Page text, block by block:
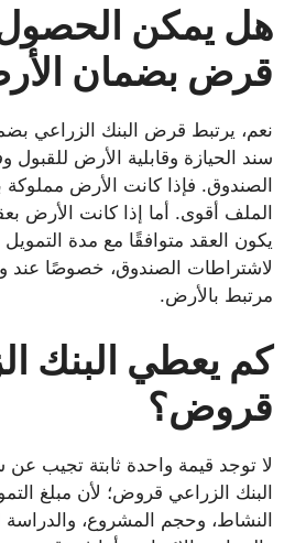
هل يمكن
قرض بضمان
نعم، يرتبط قرض البنك الزراعي
سند الحيازة وقابلية الأرض
الصندوق. فإذا كانت الأرض
الملف أقوى. أما إذا كانت الأرض
يكون العقد متوافقًا مع مدة
لاشتراطات الصندوق، خصوصًا عند
مرتبط بالأرض.
كم يعطي البنك
قروض؟
لا توجد قيمة واحدة ثابتة تجيب
البنك الزراعي قروض؛ لأن مبلغ
النشاط، وحجم المشروع، والدراسة